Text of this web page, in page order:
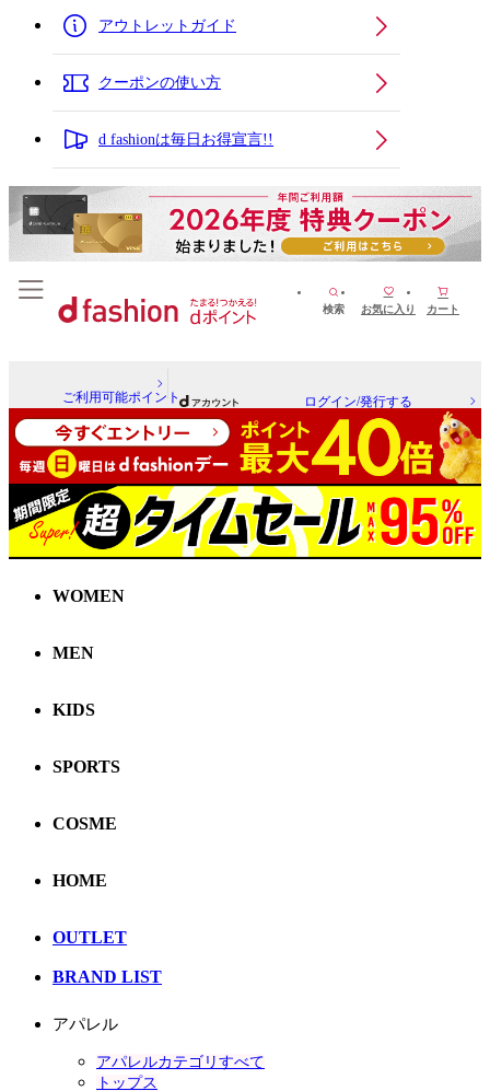
アウトレットガイド
クーポンの使い方
d fashionは毎日お得宣言!!
検索 お気に入り カート
ご利用可能ポイント ログイン/発行する
WOMEN
MEN
KIDS
SPORTS
COSME
HOME
OUTLET
BRAND LIST
アパレル
アパレルカテゴリすべて
トップス